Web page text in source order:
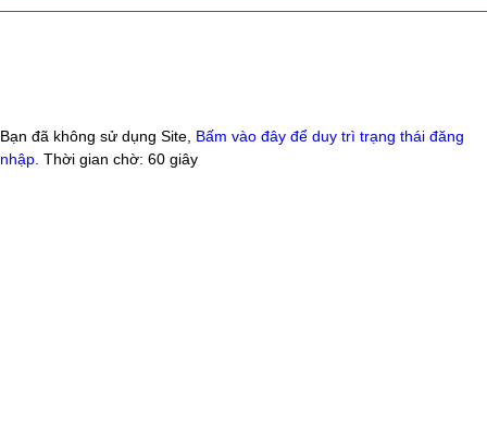
Bạn đã không sử dụng Site, Bấm vào đây để duy trì trạng thái đăng
nhập . Thời gian chờ: 60 giây